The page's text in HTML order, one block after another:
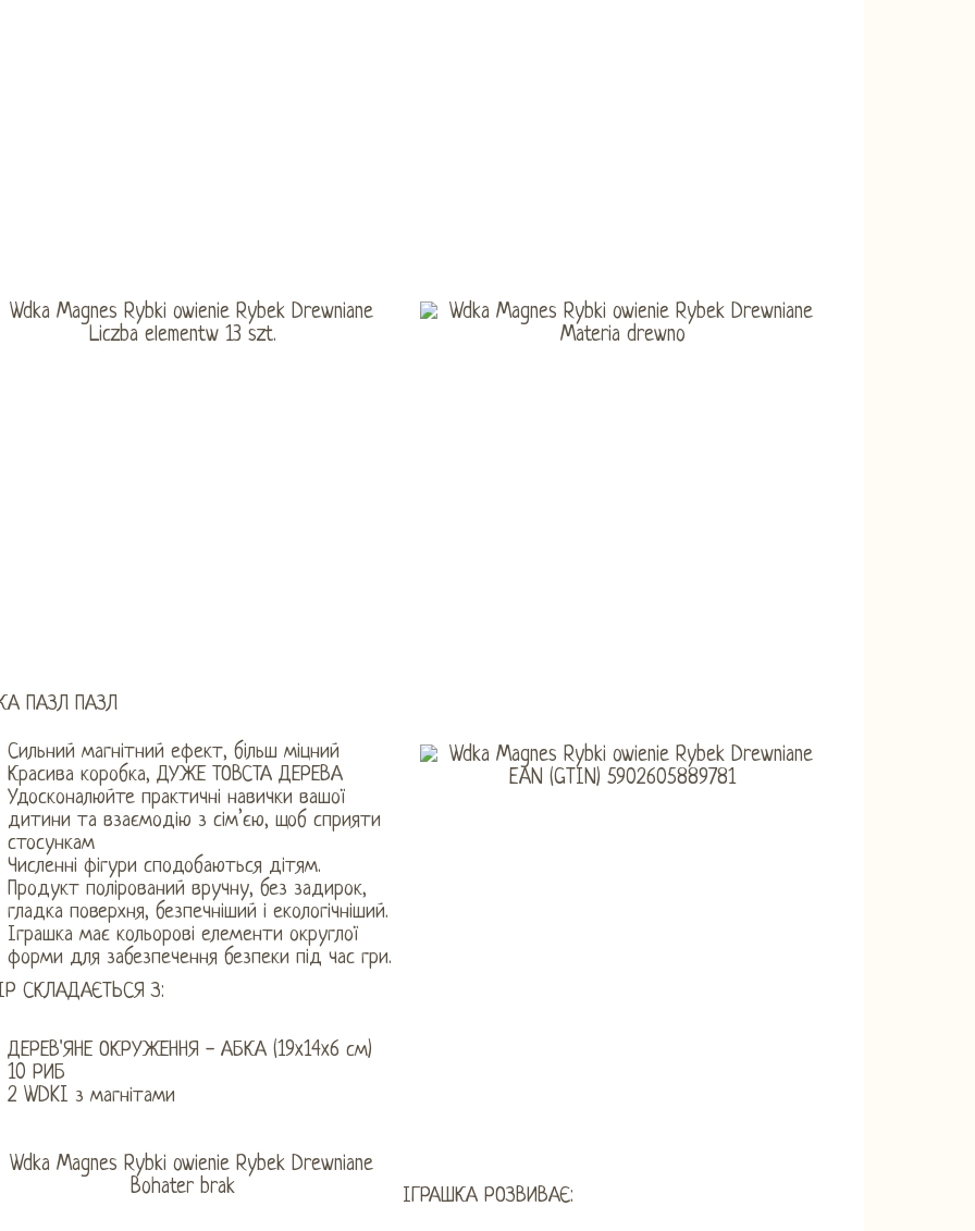
ПАЗЛ ПАЗЛ
Сильний магнітний ефект, більш міцний
Красива коробка, ДУЖЕ ТОВСТА ДЕРЕВА
Удосконалюйте практичні навички вашої
дитини та взаємодію з сім’єю, щоб сприяти
стосункам
Численні фігури сподобаються дітям.
Продукт полірований вручну, без задирок,
гладка поверхня, безпечніший і екологічніший.
Іграшка має кольорові елементи округлої
форми для забезпечення безпеки під час гри.
СКЛАДАЄТЬСЯ З:
ДЕРЕВ'ЯНЕ ОКРУЖЕННЯ - АБКА (19x14x6 см)
10 РИБ
2 WDKI з магнітами
ІГРАШКА РОЗВИВАЄ: